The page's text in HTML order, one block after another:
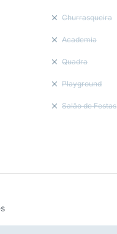
Churrasqueira
Academia
Quadra
Playground
Salão de Festas